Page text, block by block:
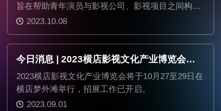
旨在帮助青年演员与影视公司、影视项目之间构建
桥梁，为年轻演员创造更多出演机会，也给企业提
2023.10.08
今日消息 | 2023横店影视文化产业博览会招展启动
2023横店影视文化产业博览会将于10月27至29日在
横店梦外滩举行，招展工作已开启。
2023.09.01